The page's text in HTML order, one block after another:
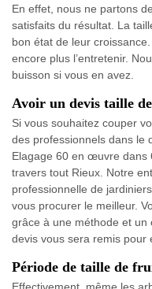
En effet, nous ne partons
satisfaits du résultat. La
bon état de leur
encore plus l’entretenir.
buisson si vous en avez.
Avoir un devis taille
Si vous souhaitez couper
des professionnels dans le
Elagage 60 en œuvre dans
travers tout Rieux. Notre
professionnelle de
vous procurer le meilleur.
grâce à une méthode et un
devis vous sera remis pour
Période de taille de